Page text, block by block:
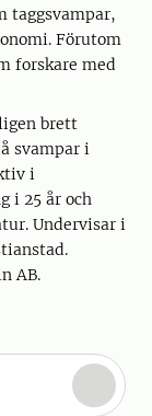
taggsvampar,
Förutom
forskare med
brett
svampar i
i
i 25 år och
Undervisar i
AB.